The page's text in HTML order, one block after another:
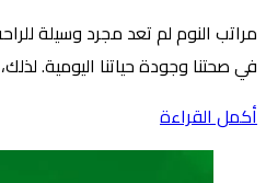
مراتب النوم لم تعد مجرد وسيلة
في صحتنا وجودة حياتنا اليومية.
أكمل القراءة